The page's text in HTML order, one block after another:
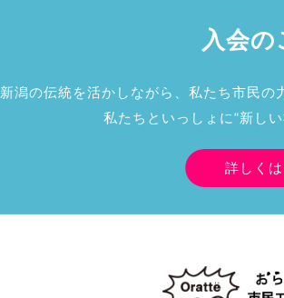
入会の
新潟の伝統を活かしながら、私たち市民の
私たちといっしょに“新し
詳しく